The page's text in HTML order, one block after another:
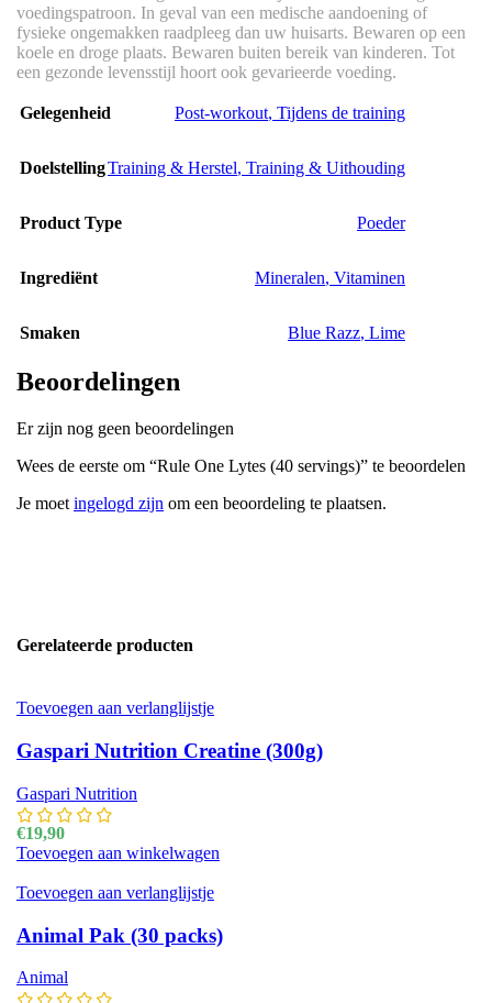
voedingspatroon. In geval van een medische aandoening of
fysieke ongemakken raadpleeg dan uw huisarts. Bewaren op een
koele en droge plaats. Bewaren buiten bereik van kinderen. Tot
een gezonde levensstijl hoort ook gevarieerde voeding.
Gelegenheid Post-workout, Tijdens de training
DoelstellingTraining & Herstel, Training & Uithouding
Product Type Poeder
Ingrediënt Mineralen, Vitaminen
Smaken Blue Razz, Lime
Beoordelingen
Er zijn nog geen beoordelingen
Wees de eerste om “Rule One Lytes (40 servings)” te beoordelen
Je moet ingelogd zijn om een beoordeling te plaatsen.
Gerelateerde producten
Toevoegen aan verlanglijstje
Gaspari Nutrition Creatine (300g)
Gaspari Nutrition
€19,90
Toevoegen aan winkelwagen
Toevoegen aan verlanglijstje
Animal Pak (30 packs)
Animal